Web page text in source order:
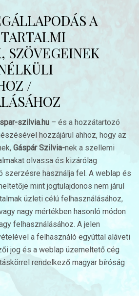
A
SZÖVEGEINEK
/
szilvia.hu – és a hozzátartozó
hozzájárul ahhoz, hogy az
Gáspár Szilvia-nek a szellemi
olvassa és kizárólag
szerzésre használja fel. A weblap és
mint jogtulajdonos nem járul
üzleti célú felhasználásához,
nagy mértékben hasonló módon
felhasználásához. A jelen
a felhasználó egyúttal aláveti
jog és a weblap üzemeltető cég
rendelkező magyar bíróság